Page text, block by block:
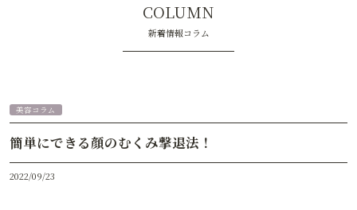
COLUMN
新着情報コラム
美容コラム
簡単にできる顔のむくみ撃退法！
2022/09/23